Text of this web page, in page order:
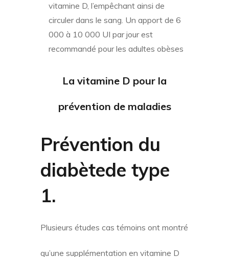
vitamine D, l’empêchant ainsi de
circuler dans le sang. Un apport de 6
000 à 10 000 UI par jour est
recommandé pour les adultes obèses
La vitamine D pour la
prévention de maladies
Prévention du
diabètede type
1.
Plusieurs études cas témoins ont montré
qu’une supplémentation en vitamine D